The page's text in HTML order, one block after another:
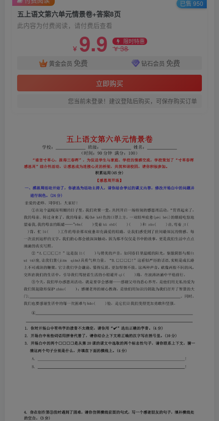
五上语文第六单元情景卷+答案8页
此内容为付费阅读，请付费后查看
￥ 9.9 限时特惠
￥38
黄金会员 免费 钻石会员 免费
立即购买
您当前未登录！建议登陆后购买，可保存购买订单
已售 950